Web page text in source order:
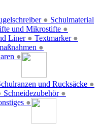
●
und Mikrostifte ●
Liner ● Textmarker ●
●
●
Schulmaterial
und Rucksäcke ●
Schneidezubehör ●
●